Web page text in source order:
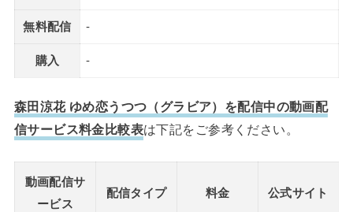
無料配信 -
購入 -
森田涼花 ゆめ恋うつつ（グラビア）を配信中の動画配
信サービス料金比較表は下記をご参考ください。
動画配信サ
ービス
配信タイプ 料金 公式サイト